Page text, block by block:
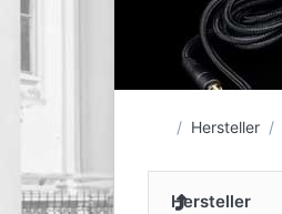
Startseite
Hersteller
Hersteller